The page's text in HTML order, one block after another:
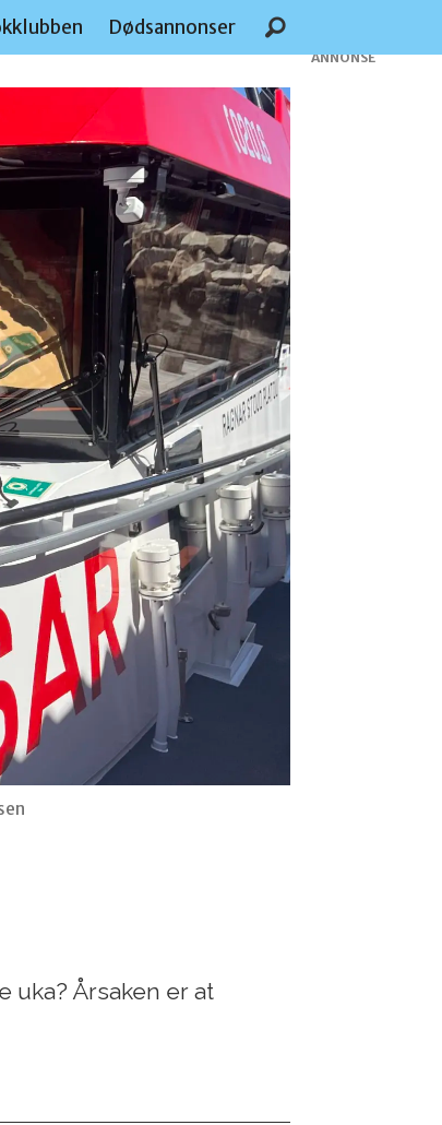
Dødsannonser
uka? Årsaken er at
ANNONSE